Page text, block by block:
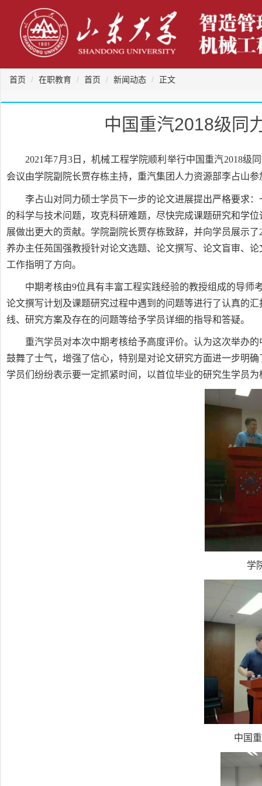
首页 在职教育 首页 新闻动态 正文
中国重汽2018级同
2021年7月 3日，机械工程学院顺利举行中国重汽2018级
会议由学院副院长贾存栋主持，重汽集团人力资源部李占山
李占山对同力硕士学员下一步的论文进展提出严格要求
的科学与技术问题，攻克科研难题，尽快完成课题研究和学
展做出更大的贡献。学院副院长贾存栋致辞，并向学员展示了
养办主任苑国强教授针对论文选题、论文撰写、论文盲审、
工作指明了方向。
中期考核由9位具有丰富工程实践经验的教授组成的导师
论文撰写计划及课题研究过程中遇到的问题等进行了认真的
线、研究方案及存在的问题等给予学员详细的指导和答疑。
重汽学员对本次中期考核给予高度评价。认为这次举办
鼓舞了士气，增强了信心，特别是对论文研究方面进一步明
学员们纷纷表示要一定抓紧时间，以首位毕业的研究生学员
学
中国